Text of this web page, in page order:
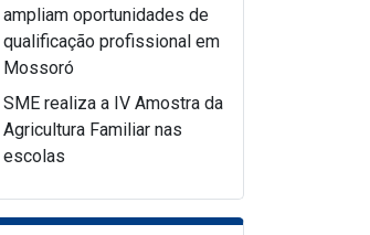
ampliam oportunidades de
qualificação profissional em
Mossoró
SME realiza a IV Amostra da
Agricultura Familiar nas
escolas